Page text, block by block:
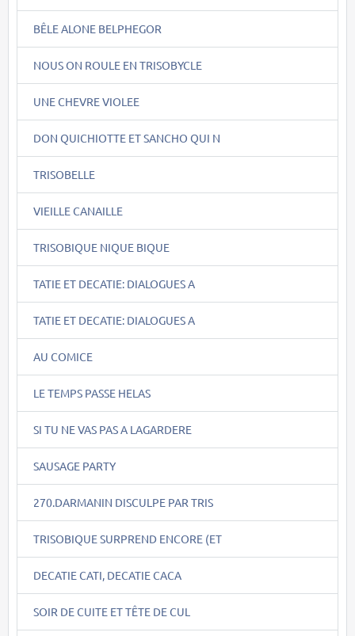
BÊLE ALONE BELPHEGOR
NOUS ON ROULE EN TRISOBYCLE
UNE CHEVRE VIOLEE
DON QUICHIOTTE ET SANCHO QUI N
TRISOBELLE
VIEILLE CANAILLE
TRISOBIQUE NIQUE BIQUE
TATIE ET DECATIE: DIALOGUES A
TATIE ET DECATIE: DIALOGUES A
AU COMICE
LE TEMPS PASSE HELAS
SI TU NE VAS PAS A LAGARDERE
SAUSAGE PARTY
270.DARMANIN DISCULPE PAR TRIS
TRISOBIQUE SURPREND ENCORE (ET
DECATIE CATI, DECATIE CACA
SOIR DE CUITE ET TÊTE DE CUL